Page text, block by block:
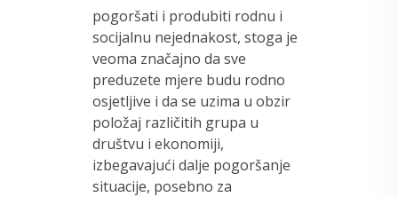
pogoršati i produbiti rodnu i
socijalnu nejednakost, stoga je
veoma značajno da sve
preduzete mjere budu rodno
osjetljive i da se uzima u obzir
položaj različitih grupa u
društvu i ekonomiji,
izbegavajući dalje pogoršanje
situacije, posebno za